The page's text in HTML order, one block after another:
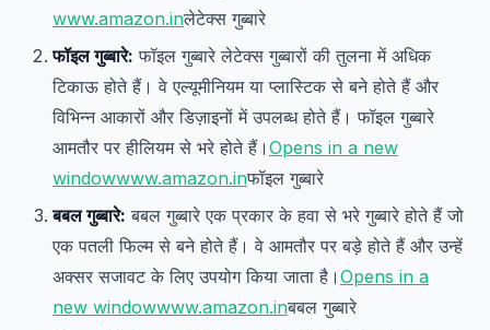
www.amazon.inलेटेक्स गुब्बारे
फॉइल गुब्बारे: फॉइल गुब्बारे लेटेक्स गुब्बारों की तुलना में अधिक
टिकाऊ होते हैं। वे एल्यूमीनियम या प्लास्टिक से बने होते हैं और
विभिन्न आकारों और डिज़ाइनों में उपलब्ध होते हैं। फॉइल गुब्बारे
आमतौर पर हीलियम से भरे होते हैं। Opens in a new
windowwww.amazon.inफॉइल गुब्बारे
बबल गुब्बारे: बबल गुब्बारे एक प्रकार के हवा से भरे गुब्बारे होते हैं जो
एक पतली फिल्म से बने होते हैं। वे आमतौर पर बड़े होते हैं और उन्हें
अक्सर सजावट के लिए उपयोग किया जाता है। Opens in a
new windowwww.amazon.inबबल गुब्बारे